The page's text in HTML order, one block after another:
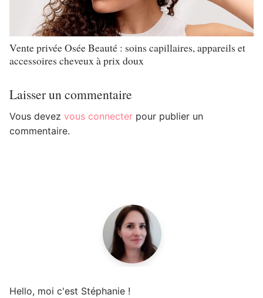
Vente privée Osée Beauté : soins capillaires, appareils et
accessoires cheveux à prix doux
Laisser un commentaire
Vous devez vous connecter pour publier un
commentaire.
Hello, moi c'est Stéphanie !